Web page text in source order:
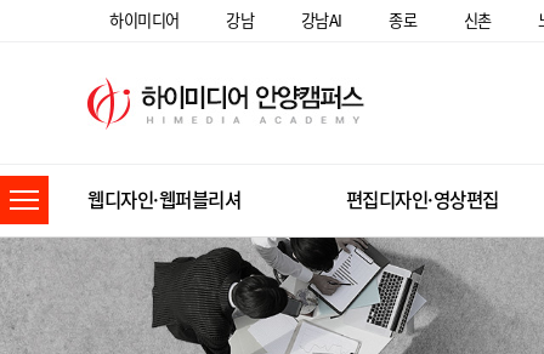
하이미디어 강남 강남AI 종로 신촌
웹디자인·웹퍼블리셔 편집디자인·영상편집